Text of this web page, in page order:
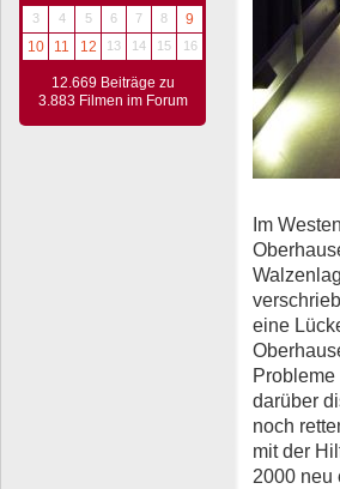
3
4 5 6 7 8
9
10
11 12 13 14 15 16
12.669 Beiträge zu
3.883 Filmen im Forum
Im
eine
darüber
noch
mit der
2000 neu